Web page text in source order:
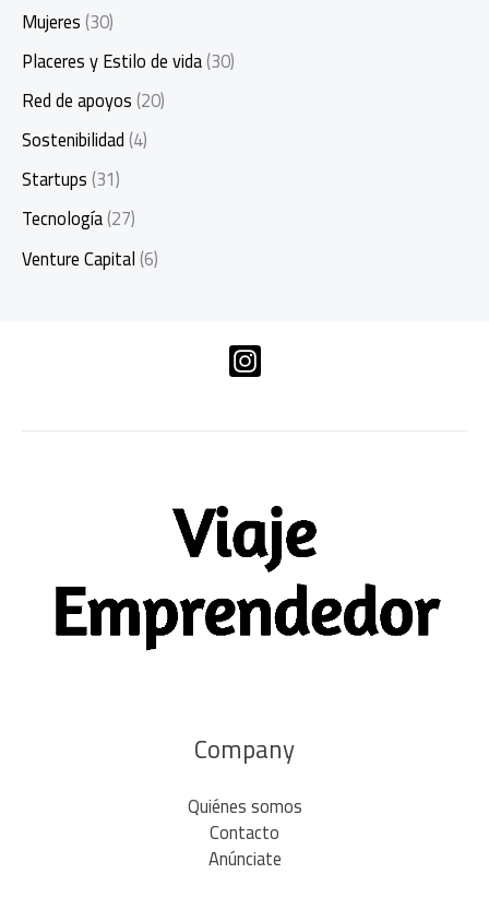
Mujeres(30)
Placeres y Estilo de vida(30)
Red de apoyos(20)
Sostenibilidad(4)
Startups(31)
Tecnología(27)
Venture Capital(6)
Company
Quiénes somos
Contacto
Anúnciate